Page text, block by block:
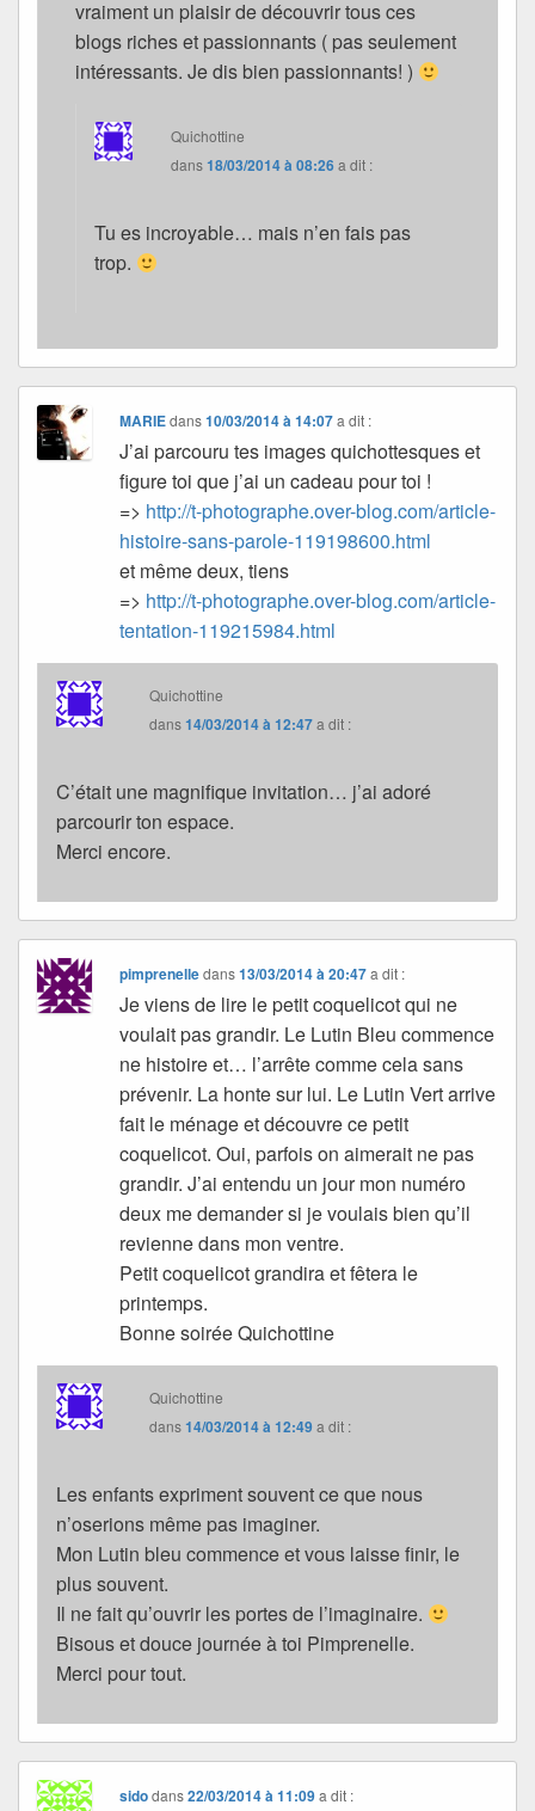
vraiment un plaisir de découvrir tous ces
blogs riches et passionnants ( pas seulement
intéressants. Je dis bien passionnants! )
Quichottine
dans18/03/2014 à 08:26 a dit :
Tu es incroyable… mais n’en fais pas
trop.
MARIEdans10/03/2014 à 14:07 a dit :
J’ai parcouru tes images quichottesques et
figure toi que j’ai un cadeau pour toi !
=> http://t-photographe.over-blog.com/article-
histoire-sans-parole-119198600.html
et même deux, tiens
=> http://t-photographe.over-blog.com/article-
tentation-119215984.html
Quichottine
dans14/03/2014 à 12:47a dit :
C’était une magnifique invitation… j’ai adoré
parcourir ton espace.
Merci encore.
pimprenelledans13/03/2014 à 20:47 a dit :
Je viens de lire le petit coquelicot qui ne
voulait pas grandir. Le Lutin Bleu commence
ne histoire et… l’arrête comme cela sans
prévenir. La honte sur lui. Le Lutin Vert arrive
fait le ménage et découvre ce petit
coquelicot. Oui, parfois on aimerait ne pas
grandir. J’ai entendu un jour mon numéro
deux me demander si je voulais bien qu’il
revienne dans mon ventre.
Petit coquelicot grandira et fêtera le
printemps.
Bonne soirée Quichottine
Quichottine
dans14/03/2014 à 12:49a dit :
Les enfants expriment souvent ce que nous
n’oserions même pas imaginer.
Mon Lutin bleu commence et vous laisse finir, le
plus souvent.
Il ne fait qu’ouvrir les portes de l’imaginaire.
Bisous et douce journée à toi Pimprenelle.
Merci pour tout.
sidodans22/03/2014 à 11:09 a dit :